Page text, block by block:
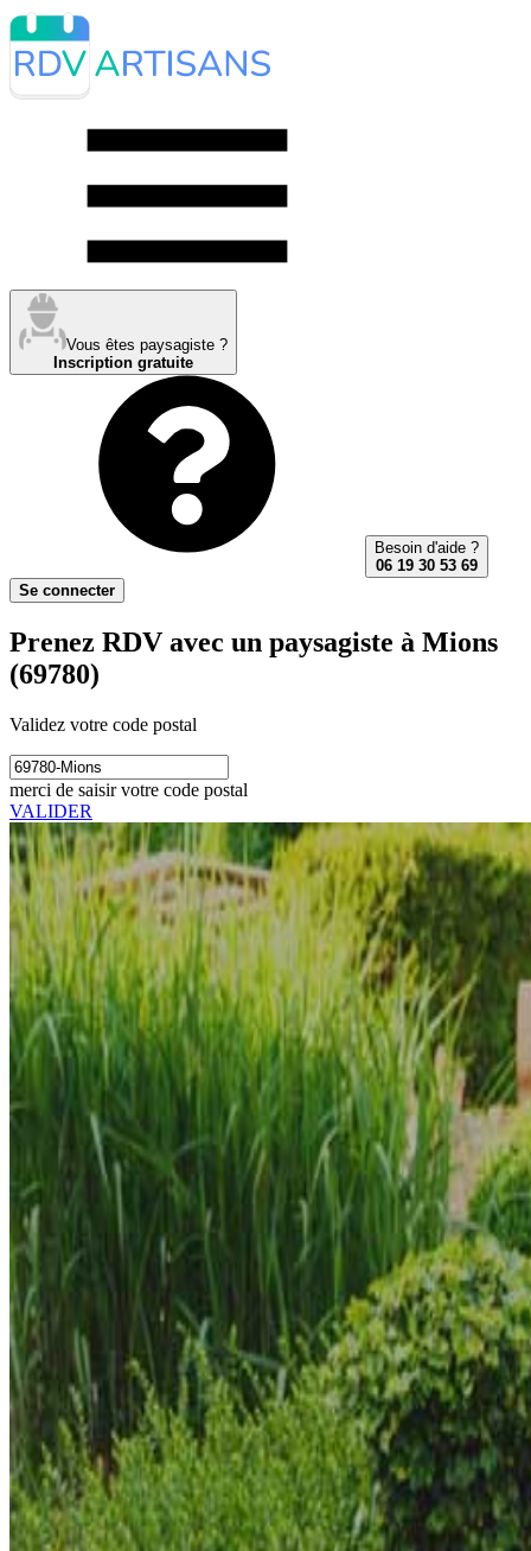
Vous êtes paysagiste ?
Inscription gratuite
Besoin d'aide ?
06 19 30 53 69
Se connecter
Prenez RDV avec un paysagiste à Mions
(69780)
Validez votre code postal
merci de saisir votre code postal
VALIDER